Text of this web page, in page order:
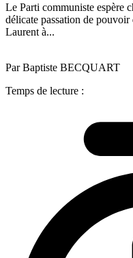
Le Parti communiste espère
délicate passation de
Laurent à...
Par Baptiste BECQUART
Temps de lecture :